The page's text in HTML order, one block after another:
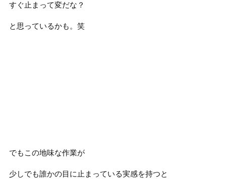
すぐ止まって変だな？
と思っているかも。笑
でもこの地味な作業が
少しでも誰かの目に止まっている実感を持つと